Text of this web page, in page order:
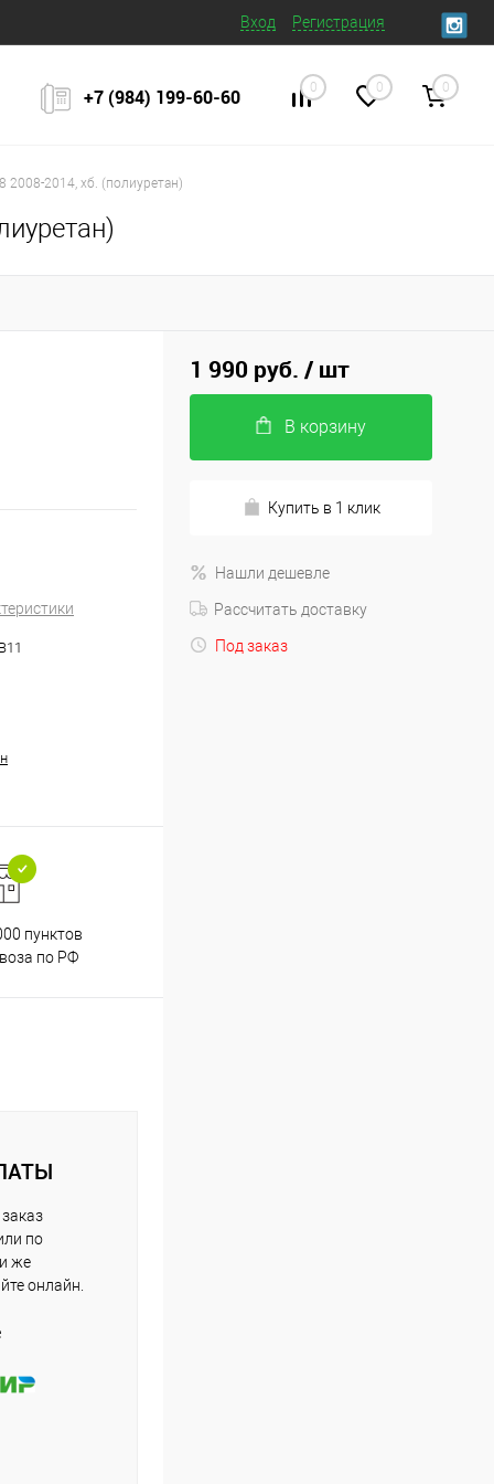
Вход Регистрация
+7 (984) 199‒60‒60 0 0 0
2008-2014, хб. (полиуретан)
пунктов
по РФ
по
же
онлайн.
1 990 руб. / шт
В корзину
Купить в 1 клик
Нашли дешевле
Рассчитать доставку
Под заказ